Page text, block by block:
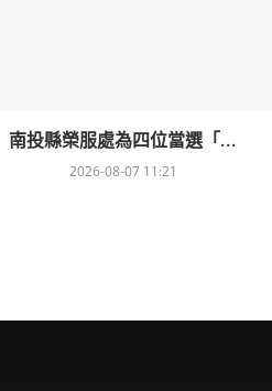
南投縣榮服處為四位當選「...
2026-08-07 11:21